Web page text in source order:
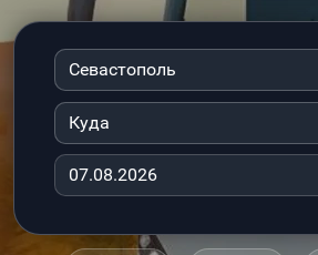
Севастополь
Куда